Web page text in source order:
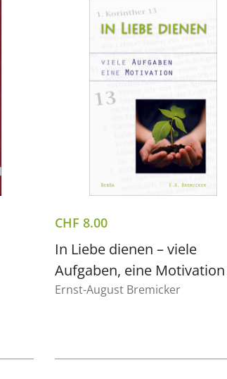
CHF 8.00
In Liebe dienen – viele
Aufgaben, eine Motivation
Ernst-August Bremicker